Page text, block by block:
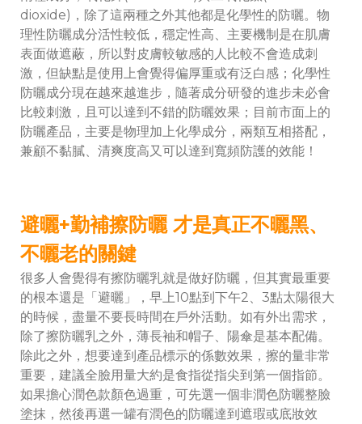
dioxide)，除了這兩種之外其他都是化學性的防曬。物
理性防曬成分活性較低，穩定性高、主要機制是在肌膚
表面做遮蔽，所以對皮膚較敏感的人比較不會造成刺
激，但缺點是使用上會覺得偏厚重或有泛白感；化學性
防曬成分現在越來越進步，隨著成分研發的進步未必會
比較刺激，且可以達到不錯的防曬效果；目前市面上的
防曬產品，主要是物理加上化學成分，兩類互相搭配，
兼顧不黏膩、清爽度高又可以達到寬頻防護的效能！
避曬+勤補擦防曬 才是真正不曬黑、
不曬老的關鍵
很多人會覺得有擦防曬乳就是做好防曬，但其實最重要
的根本還是「避曬」，早上10點到下午2、3點太陽很大
的時候，盡量不要長時間在戶外活動。如有外出需求，
除了擦防曬乳之外，薄長袖和帽子、陽傘是基本配備。
除此之外，想要達到產品標示的係數效果，擦的量非常
重要，建議全臉用量大約是食指從指尖到第一個指節。
如果擔心潤色款顏色過重，可先選一個非潤色防曬整臉
塗抹，然後再選一罐有潤色的防曬達到遮瑕或底妝效